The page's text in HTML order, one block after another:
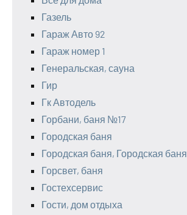
Газель
Гараж Авто 92
Гараж номер 1
Генеральская, сауна
Гир
Гк Автодель
Горбани, баня №17
Городская баня
Городская баня, Городская баня
Горсвет, баня
Гостехсервис
Гости, дом отдыха